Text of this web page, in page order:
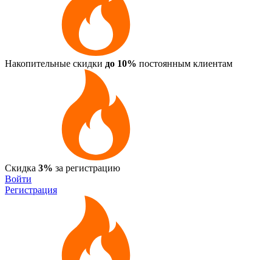
Накопительные скидки до 10% постоянным клиентам
Скидка 3% за регистрацию
Войти
Регистрация